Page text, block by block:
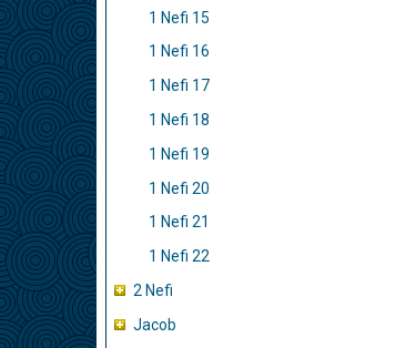
1 Nefi 15
1 Nefi 16
1 Nefi 17
1 Nefi 18
1 Nefi 19
1 Nefi 20
1 Nefi 21
1 Nefi 22
2 Nefi
Jacob